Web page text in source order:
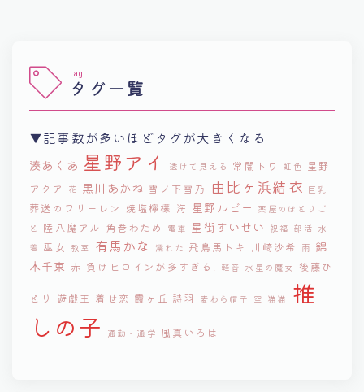
tag
タグ一覧
▼記事数が多いほどタグが大きくなる
湊あくあ 星野アイ 透けて見える 常闇トワ 虹色 星野
アクア
花 黒川あかね 雪ノ下雪乃 由比ヶ浜結衣 巨乳
葬送のフリーレン 焼塩檸檬 海 星野ルビー 薬屋のほとりご
と 陸八魔アル 角巻わため 電車 星街すいせい 祝福 部活 水
着 巫女 教室 有馬かな 濡れた 飛鳥馬トキ 川崎沙希 雨 錦
木千束 赤 負けヒロインが多すぎる! 軽音 水星の魔女 後藤ひ
とり 遊戯王 着せ恋 霞ヶ丘 詩羽 麦わら帽子 空 猫猫
推
しの子
通勤・通学 風真いろは